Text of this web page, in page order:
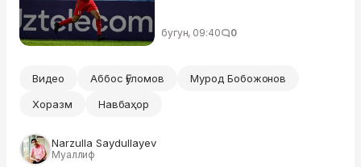
бугун, 09:40 0
Видео Аббос Ғуломов
Мурод Бобожонов
Хоразм
Навбаҳор
Narzulla Saydullayev
Муаллиф